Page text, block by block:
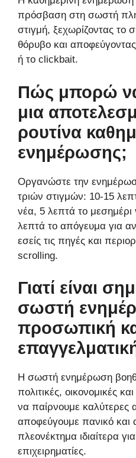
πρόσβαση στη σωστή
στιγμή, ξεχωρίζοντας το
θόρυβο και
ή το clickbait.
Πώς μπορώ
μια
ρουτίνα
ενημέρωσης;
Οργανώστε την
τριών στιγμών: 10-15
νέα, 5 λεπτά το μεσημέρι
λεπτά το απόγευμα για
εσείς τις πηγές και
scrolling.
Γιατί είναι
σωστή
προσωπική
Η σωστή ενημέρωση
πολιτικές, οικονομικές
να παίρνουμε καλύτερες
αποφεύγουμε πανικό και
πλεονέκτημα ιδιαίτερα
επιχειρηματίες.